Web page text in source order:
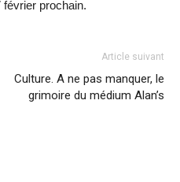
prochain.
Article suivant
Culture. A ne pas manquer, le
grimoire du médium Alan’s